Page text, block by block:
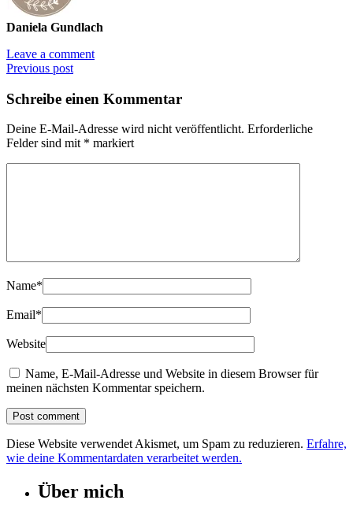
Daniela Gundlach
Leave a comment
Previous post
Schreibe einen Kommentar
Deine E-Mail-Adresse wird nicht veröffentlicht. Erforderliche
Felder sind mit * markiert
Name*
Email*
Website
Name, E-Mail-Adresse und Website in diesem Browser für
meinen nächsten Kommentar speichern.
Diese Website verwendet Akismet, um Spam zu reduzieren. Erfahre,
wie deine Kommentardaten verarbeitet werden.
Über mich